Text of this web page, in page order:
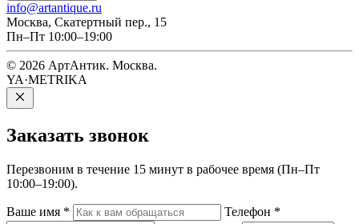
info@artantique.ru
Москва, Скатертный пер., 15
Пн–Пт 10:00–19:00
© 2026 АртАнтик. Москва.
YA·METRIKA
Заказать звонок
Перезвоним в течение 15 минут в рабочее время (Пн–Пт
10:00–19:00).
Ваше имя * Телефон *